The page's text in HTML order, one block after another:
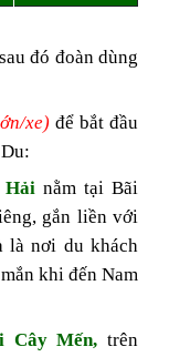
đó đoàn dùng
xe) để bắt đầu
nằm tại Bãi
gắn liền với
là nơi du khách
khi đến Nam
Cây Mến, trên